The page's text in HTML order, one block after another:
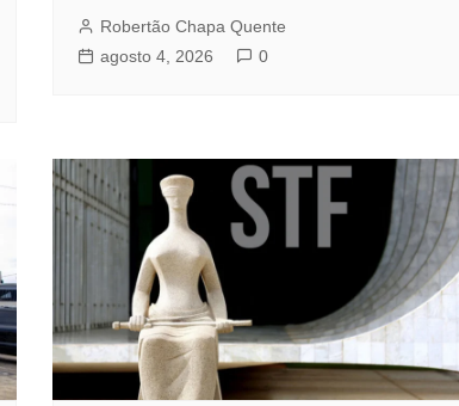
Robertão Chapa Quente
agosto 4, 2026
0